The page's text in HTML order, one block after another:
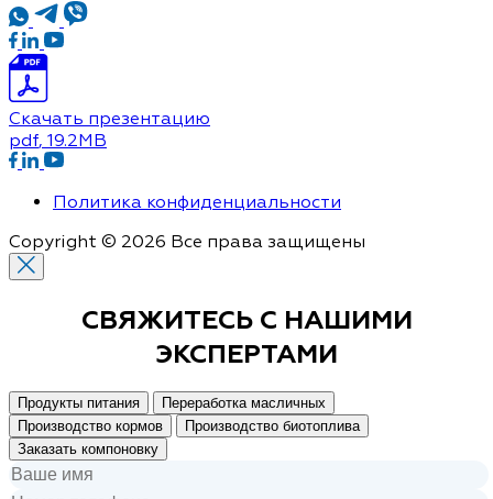
Скачать презентацию
pdf, 19.2MB
Политика конфиденциальности
Copyright © 2026 Все права защищены
СВЯЖИТЕСЬ С НАШИМИ
ЭКСПЕРТАМИ
Продукты питания
Переработка масличных
Производство кормов
Производство биотоплива
Заказать компоновку